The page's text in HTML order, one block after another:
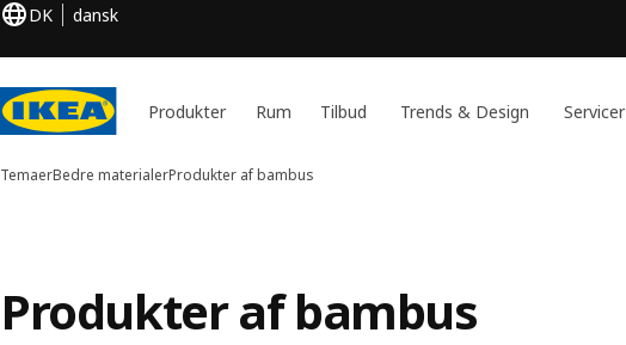
DK dansk
Produkter Rum Tilbud Trends & Design Servicer
TemaerBedre materialerProdukter af bambus
Produkter af bambus